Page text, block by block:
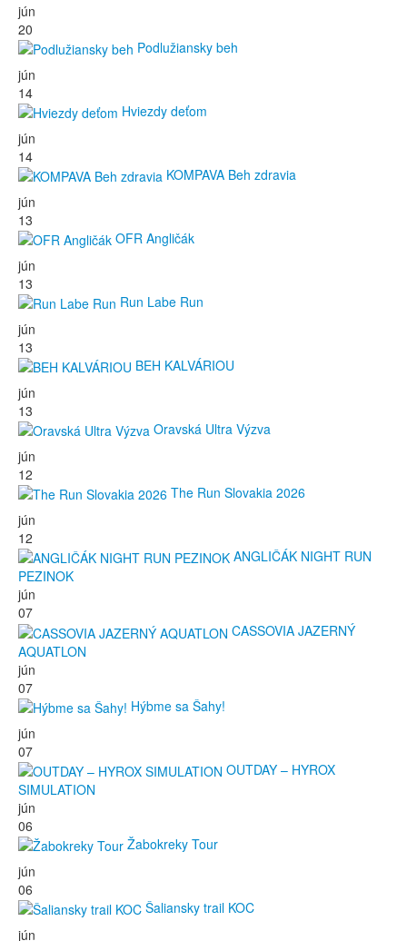
jún
20
Podlužiansky beh
jún
14
Hviezdy deťom
jún
14
KOMPAVA Beh zdravia
jún
13
OFR Angličák
jún
13
Run Labe Run
jún
13
BEH KALVÁRIOU
jún
13
Oravská Ultra Výzva
jún
12
The Run Slovakia 2026
jún
12
ANGLIČÁK NIGHT RUN
PEZINOK
jún
07
CASSOVIA JAZERNÝ
AQUATLON
jún
07
Hýbme sa Šahy!
jún
07
OUTDAY – HYROX
SIMULATION
jún
06
Žabokreky Tour
jún
06
Šaliansky trail KOC
jún